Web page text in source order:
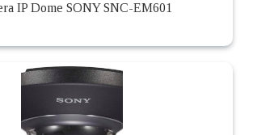
IP Dome SONY SNC-EM601